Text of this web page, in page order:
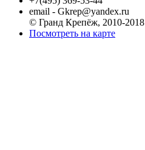
email - Gkrep@yandex.ru
© Гранд Крепёж, 2010-2018
Посмотреть на карте